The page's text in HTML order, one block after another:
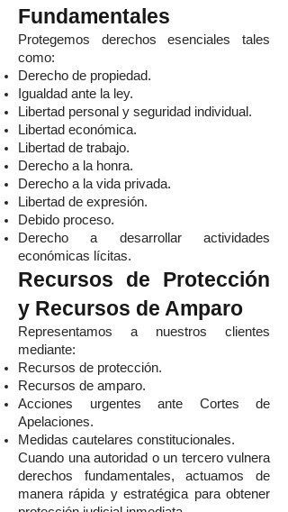
Fundamentales
Protegemos derechos esenciales tales
como:
Derecho de propiedad.
Igualdad ante la ley.
Libertad personal y seguridad individual.
Libertad económica.
Libertad de trabajo.
Derecho a la honra.
Derecho a la vida privada.
Libertad de expresión.
Debido proceso.
Derecho a desarrollar actividades
económicas lícitas.
Recursos de Protección
y Recursos de Amparo
Representamos a nuestros clientes
mediante:
Recursos de protección.
Recursos de amparo.
Acciones urgentes ante Cortes de
Apelaciones.
Medidas cautelares constitucionales.
Cuando una autoridad o un tercero vulnera
derechos fundamentales, actuamos de
manera rápida y estratégica para obtener